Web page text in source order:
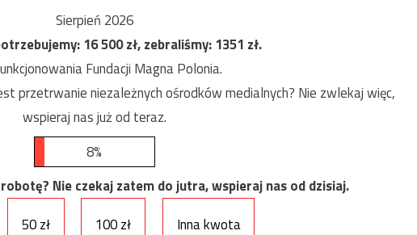
Sierpień 2026
16 500zł, zebraliśmy:1351 zł.
Fundacji Magna Polonia.
przetrwanie niezależnych ośrodków medialnych? Nie zwlekaj więc,
wspieraj nas już od teraz.
8%
Nie czekaj zatem do jutra, wspieraj nas od dzisiaj.
50 zł 100 zł Inna kwota